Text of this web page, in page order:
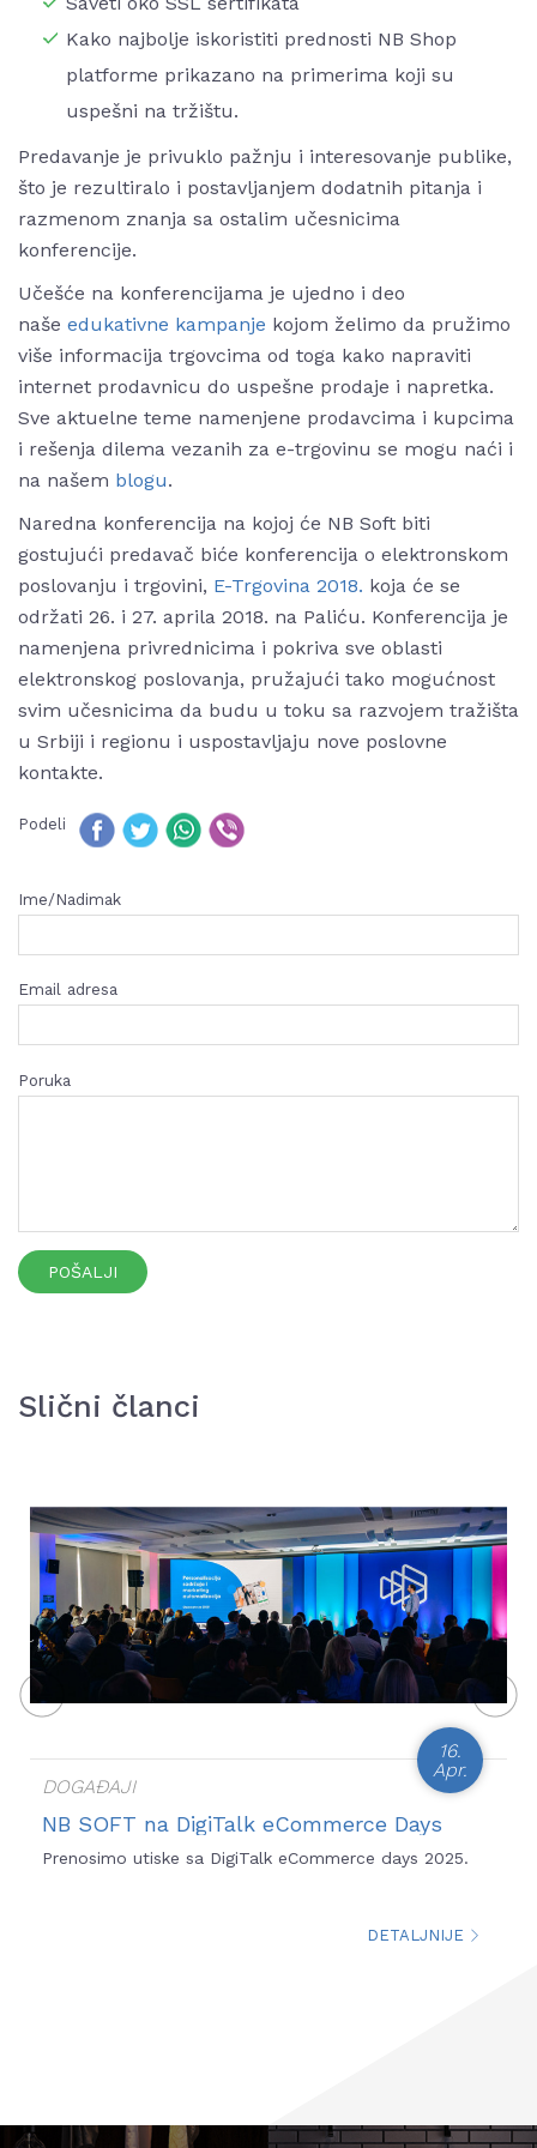
Kako najbolje iskoristiti prednosti NB Shop
platforme prikazano na primerima koji su
uspešni na tržištu.
Predavanje je privuklo pažnju i interesovanje publike,
što je rezultiralo i postavljanjem dodatnih pitanja i
razmenom znanja sa ostalim učesnicima
konferencije.
Učešće na konferencijama je ujedno i deo
naše edukativne kampanje kojom želimo da pružimo
više informacija trgovcima od toga kako napraviti
internet prodavnicu do uspešne prodaje i napretka.
Sve aktuelne teme namenjene prodavcima i kupcima
i rešenja dilema vezanih za e-trgovinu se mogu naći i
na našem blogu.
Naredna konferencija na kojoj će NB Soft biti
gostujući predavač biće konferencija o elektronskom
poslovanju i trgovini, E-Trgovina 2018. koja će se
održati 26. i 27. aprila 2018. na Paliću. Konferencija je
namenjena privrednicima i pokriva sve oblasti
elektronskog poslovanja, pružajući tako mogućnost
svim učesnicima da budu u toku sa razvojem tražišta
u Srbiji i regionu i uspostavljaju nove poslovne
kontakte.
Podeli
Ime/Nadimak
Email adresa
Poruka
POŠALJI
Slični članci
16.
Apr.
DOGAĐAJI
NB SOFT na DigiTalk eCommerce Days
2025: Uloga platformi i pogledi na
Prenosimo utiske sa DigiTalk eCommerce days 2025.
DETALJNIJE